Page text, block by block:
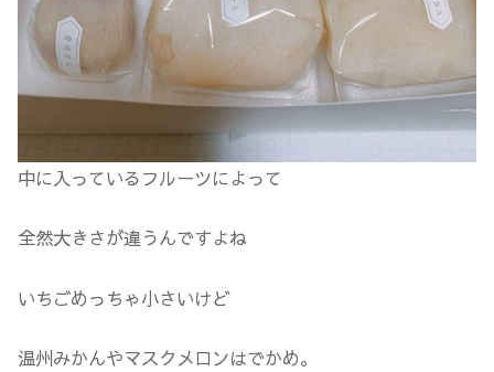
中に入っているフルーツによって
全然大きさが違うんですよね
いちごめっちゃ小さいけど
温州みかんやマスクメロンはでかめ。